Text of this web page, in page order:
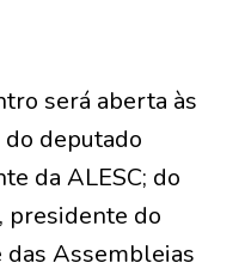
será aberta às
deputado
da ALESC; do
presidente do
Assembleias